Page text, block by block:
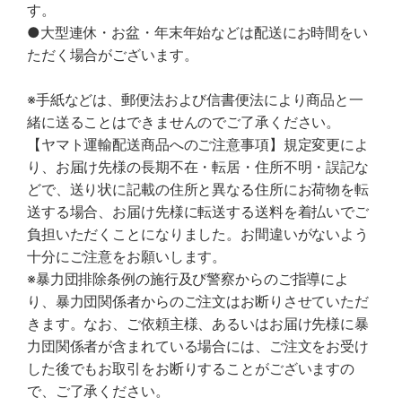
す。
●大型連休・お盆・年末年始などは配送にお時間をい
ただく場合がございます。
※手紙などは、郵便法および信書便法により商品と一
緒に送ることはできませんのでご了承ください。
【ヤマト運輸配送商品へのご注意事項】規定変更によ
り、お届け先様の長期不在・転居・住所不明・誤記な
どで、送り状に記載の住所と異なる住所にお荷物を転
送する場合、お届け先様に転送する送料を着払いでご
負担いただくことになりました。お間違いがないよう
十分にご注意をお願いします。
※暴力団排除条例の施行及び警察からのご指導によ
り、暴力団関係者からのご注文はお断りさせていただ
きます。なお、ご依頼主様、あるいはお届け先様に暴
力団関係者が含まれている場合には、ご注文をお受け
した後でもお取引をお断りすることがございますの
で、ご了承ください。